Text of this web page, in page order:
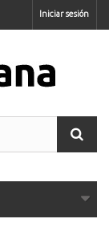
Iniciar sesión